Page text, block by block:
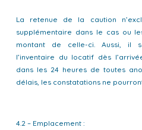
La retenue de la caution
supplémentaire dans le cas ou
montant de celle-ci. Aussi, il
l’inventaire du locatif dès
dans les 24 heures de toutes
délais, les constatations ne
4.2 – Emplacement :